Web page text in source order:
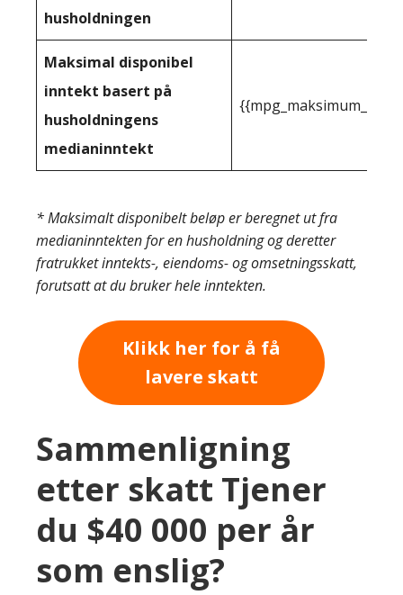
husholdningen
Maksimal disponibel
inntekt basert på
husholdningens
medianinntekt
* Maksimalt disponibelt beløp er beregnet ut fra
medianinntekten for en husholdning og deretter
fratrukket inntekts-, eiendoms- og omsetningsskatt,
forutsatt at du bruker hele inntekten.
Klikk her for å få
lavere skatt
Sammenligning
etter skatt Tjener
du $40 000 per år
som enslig?